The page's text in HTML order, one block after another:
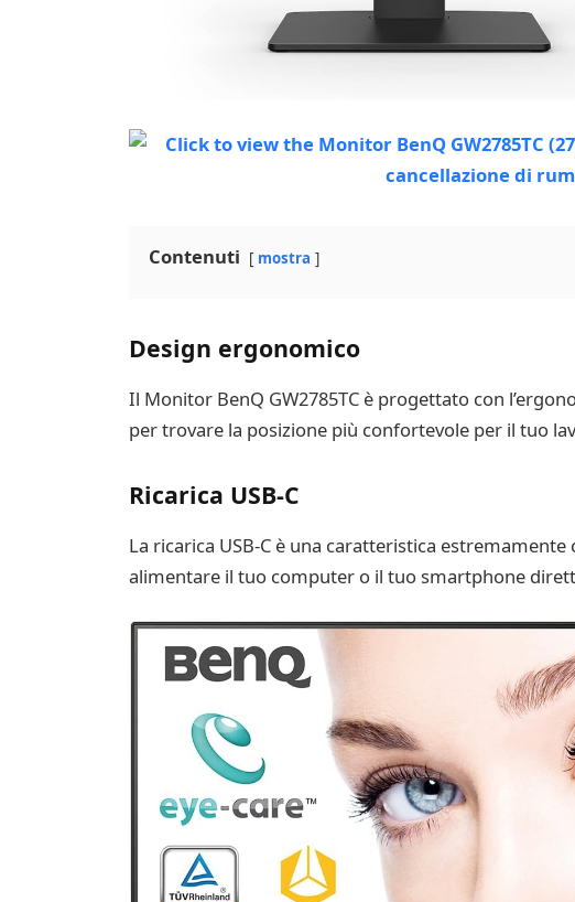
Contenuti mostra
Design ergonomico
Il Monitor BenQ GW2785TC è progettato con
per trovare la posizione più confortevole per il tuo
Ricarica USB-C
La ricarica USB-C è una caratteristica
alimentare il tuo computer o il tuo smartphone